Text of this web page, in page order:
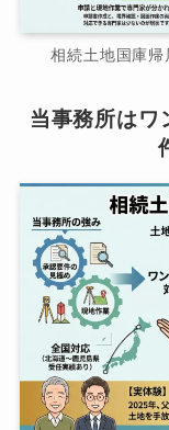
相続土地国庫
当事務所はワ